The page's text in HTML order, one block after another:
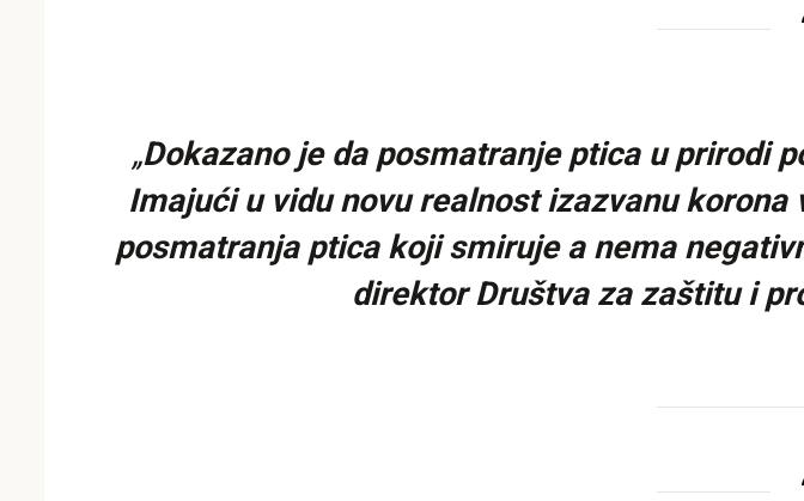
„Dokazano je da posmatranje ptica u prirodi
Imajući u vidu novu realnost izazvanu
posmatranja ptica koji smiruje a nema
direktor Društva za zaštitu i